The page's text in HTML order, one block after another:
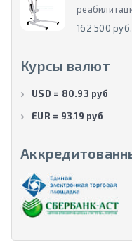
162 500 руб.
Курсы валют
USD = 80.93 руб
EUR = 93.19 руб